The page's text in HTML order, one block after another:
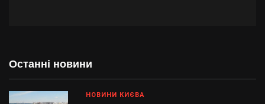
Останні новини
НОВИНИ КИЄВА